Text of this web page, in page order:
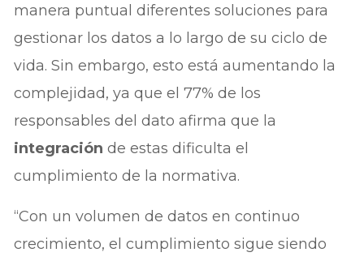
manera puntual diferentes soluciones para
gestionar los datos a lo largo de su ciclo de
vida. Sin embargo, esto está aumentando la
complejidad, ya que el 77% de los
responsables del dato afirma que la
integración de estas dificulta el
cumplimiento de la normativa.
“Con un volumen de datos en continuo
crecimiento, el cumplimiento sigue siendo